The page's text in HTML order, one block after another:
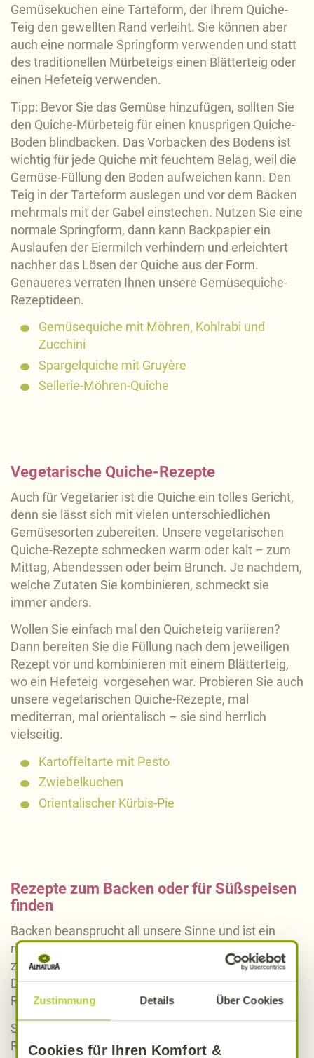
Zustimmung Details Über Cookies
Cookies für Ihren Komfort &
Gemüsekuchen eine Tarteform, der Ihrem Quiche-
Teig den gewellten Rand verleiht. Sie können aber
auch eine normale Springform verwenden und statt
des traditionellen Mürbeteigs einen Blätterteig oder
einen Hefeteig verwenden.
Tipp: Bevor Sie das Gemüse hinzufügen, sollten Sie
den Quiche-Mürbeteig für einen knusprigen Quiche-
Boden blindbacken. Das Vorbacken des Bodens ist
wichtig für jede Quiche mit feuchtem Belag, weil die
Gemüse-Füllung den Boden aufweichen kann. Den
Teig in der Tarteform auslegen und vor dem Backen
mehrmals mit der Gabel einstechen. Nutzen Sie eine
normale Springform, dann kann Backpapier ein
Auslaufen der Eiermilch verhindern und erleichtert
nachher das Lösen der Quiche aus der Form.
Genaueres verraten Ihnen unsere Gemüsequiche-
Rezeptideen.
Gemüsequiche mit Möhren, Kohlrabi und
Zucchini
Spargelquiche mit Gruyère
Sellerie-Möhren-Quiche
Vegetarische Quiche-Rezepte
Auch für Vegetarier ist die Quiche ein tolles Gericht,
denn sie lässt sich mit vielen unterschiedlichen
Gemüsesorten zubereiten. Unsere vegetarischen
Quiche-Rezepte schmecken warm oder kalt – zum
Mittag, Abendessen oder beim Brunch. Je nachdem,
welche Zutaten Sie kombinieren, schmeckt sie
immer anders.
Wollen Sie einfach mal den Quicheteig variieren?
Dann bereiten Sie die Füllung nach dem jeweiligen
Rezept vor und kombinieren mit einem Blätterteig,
wo ein Hefeteig vorgesehen war. Probieren Sie auch
unsere vegetarischen Quiche-Rezepte, mal
mediterran, mal orientalisch – sie sind herrlich
vielseitig.
Kartoffeltarte mit Pesto
Zwiebelkuchen
Orientalischer Kürbis-Pie
Rezepte zum Backen oder für Süßspeisen
finden
Backen beansprucht all unsere Sinne und ist ein
richtiges Handwerk. Wir haben zahlreiche Rezepte
zum Backen und Kochen für Süßspeisen und
Desserts zu Brot, Marmelade, Pfannkuchen, Tartes-
Rezepte oder Plätzchen für Sie zusammengestellt.
Schauen Sie doch einfach mal unsere einzelnen
Rezept-Kategorien an und lassen Sie sich von der